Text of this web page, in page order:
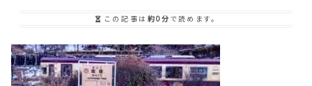
この記事は 約0分 で読めます。